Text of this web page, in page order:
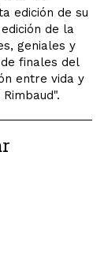
edición de su
de la
geniales y
finales del
entre vida y